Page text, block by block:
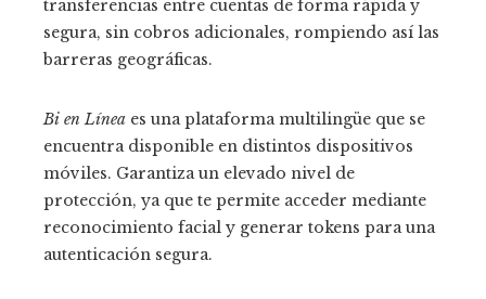
transferencias entre cuentas de forma rápida y
segura, sin cobros adicionales, rompiendo así las
barreras geográficas.
Bi en Línea es una plataforma multilingüe que se
encuentra disponible en distintos dispositivos
móviles. Garantiza un elevado nivel de
protección, ya que te permite acceder mediante
reconocimiento facial y generar tokens para una
autenticación segura.